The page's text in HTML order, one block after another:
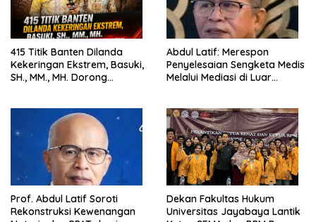
415 Titik Banten Dilanda
Kekeringan Ekstrem, Basuki,
SH., MM., MH. Dorong
Abdul Latif: Merespon
Penyelesaian Sengketa Medis
Melalui Mediasi di Luar
Prof. Abdul Latif Soroti
Rekonstruksi Kewenangan
Dekan Fakultas Hukum
Universitas Jayabaya Lantik